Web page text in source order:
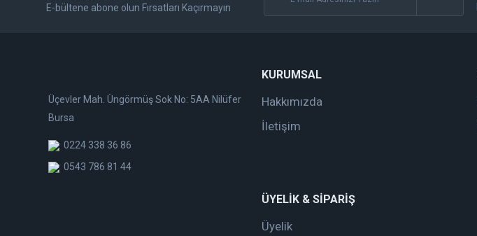
E-bültene abone olun Fırsatları Kaçırmayın
Üçevler Mah. Üngörmüş Sok No: 5AA Nilüfer
Bursa
0224 338 36 86
0543 786 81 44
KURUMSAL
Hakkımızda
İletişim
ÜYELİK & SİPARİŞ
Üyelik